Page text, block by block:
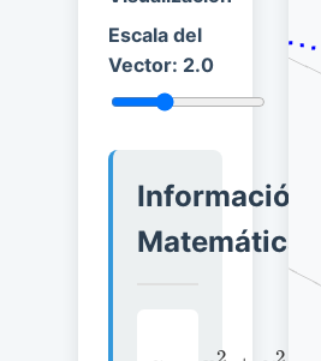
Escala del
Vector: 2.0
Información
Matemática